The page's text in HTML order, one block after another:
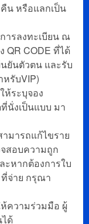
น หรือแลกเป็น
ารลงทะเบียน ณ
QR CODE ที่ได้
ยันตัวตน และรับ
รับVIP)
ห้ระบุจอง
นั่งเป็นแบบ มา
มารถแก้ไขราย
จสอบความถูก
ะหากต้องการใบ
จ่าย กรุณา
ความร่วมมือ ผู้
ด้